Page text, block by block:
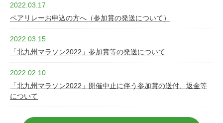
2022.03.17
ペアリレーお申込の方へ（参加賞の発送について）
2022.03.15
「北九州マラソン2022」参加賞等の発送について
2022.02.10
「北九州マラソン2022」開催中止に伴う参加賞の送付、返金等
について